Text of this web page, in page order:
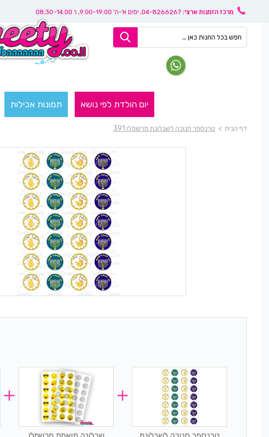
מרכז הזמנות ארצי: 04-8266267, ימים א'-ה' 9:00-19:00, ו’ 08:30-14:00
יום הולדת לפי נושא תמונות אכילות
דף הבית > טרנספר חנוכה לשבלונת מרשמלו 391